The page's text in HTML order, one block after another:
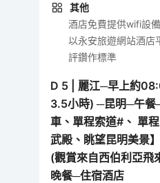
其他
酒店免費提供wifi設
以永安旅遊網站酒店
評鑽作標準
D 5
麗江─早上約
3.5小時) ─昆明─午餐
車、單程索道#、 單
武殿、眺望昆明美景
(觀賞來自西伯利亞
晚餐─住宿酒店